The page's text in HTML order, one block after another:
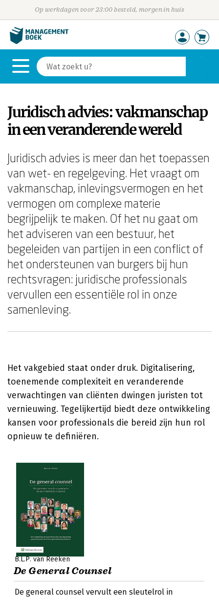
Op werkdagen voor 23:00 besteld, morgen in huis
Juridisch advies: vakmanschap
in een veranderende wereld
Juridisch advies is meer dan het toepassen
van wet- en regelgeving. Het vraagt om
vakmanschap, inlevingsvermogen en het
vermogen om complexe materie
begrijpelijk te maken. Of het nu gaat om
het adviseren van een bestuur, het
begeleiden van partijen in een conflict of
het ondersteunen van burgers bij hun
rechtsvragen: juridische professionals
vervullen een essentiële rol in onze
samenleving.
Het vakgebied staat onder druk. Digitalisering,
toenemende complexiteit en veranderende
verwachtingen van cliënten dwingen juristen tot
vernieuwing. Tegelijkertijd biedt deze ontwikkeling
kansen voor professionals die bereid zijn hun rol
opnieuw te definiëren.
B.L.P. van Reeken
De General Counsel
De general counsel vervult een sleutelrol in